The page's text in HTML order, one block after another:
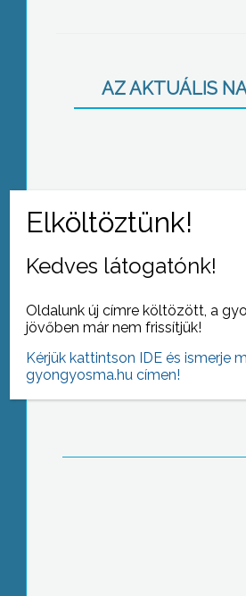
AZ AKTUÁLIS
elhunyt motorosok
millió tanulónak szólt a
általános és a
Az első órára való
megnyitották a
Kedves látogatónk!
Oldalunk új címre költözött, a
jövőben már nem frissítjük!
Kérjük kattintson IDE és ismerje
gyongyosma.hu címen!